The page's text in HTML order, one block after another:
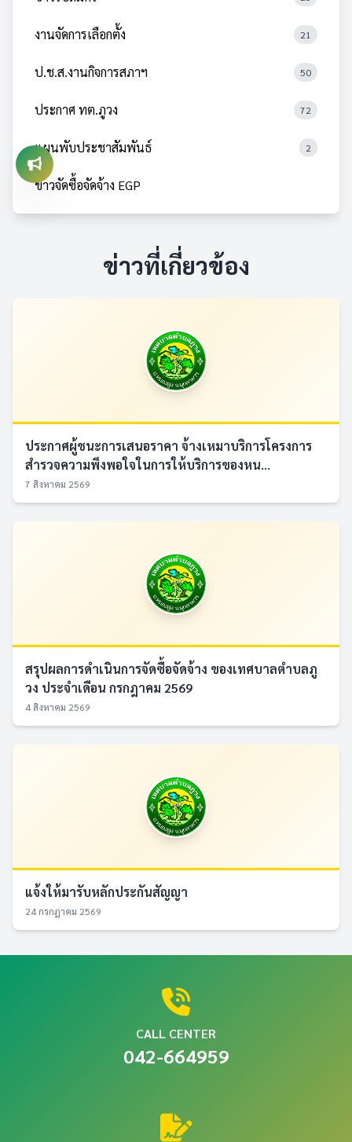
งานจัดการเลือกตั้ง 21
ป.ช.ส.งานกิจการสภาฯ 50
ประกาศ ทต.ภูวง 72
แผนพับประชาสัมพันธ์ 2
ข่าวจัดซื้อจัดจ้าง EGP
ข่าวที่เกี่ยวข้อง
ประกาศผู้ชนะการเสนอราคา จ้างเหมาบริการโครงการ
สำรวจความพึงพอใจในการให้บริการของหน...
7 สิงหาคม 2569
สรุปผลการดำเนินการจัดซื้อจัดจ้าง ของเทศบาลตำบลภู
วง ประจำเดือน กรกฎาคม 2569
4 สิงหาคม 2569
แจ้งให้มารับหลักประกันสัญญา
24 กรกฎาคม 2569
CALL CENTER
042-664959